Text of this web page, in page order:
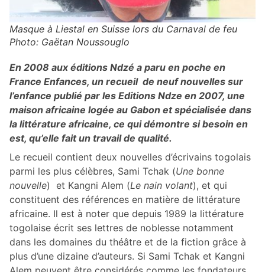
Masque à Liestal en Suisse lors du Carnaval de feu
Photo: Gaëtan Noussouglo
En 2008 aux éditions Ndzé a paru en poche en
France Enfances, un recueil de neuf nouvelles sur
l’enfance publié par les Editions Ndze en 2007, une
maison africaine logée au Gabon et spécialisée dans
la littérature africaine, ce qui démontre si besoin en
est, qu’elle fait un travail de qualité.
Le recueil contient deux nouvelles d’écrivains togolais
parmi les plus célèbres, Sami Tchak (Une bonne
nouvelle) et Kangni Alem (Le nain volant), et qui
constituent des références en matière de littérature
africaine. Il est à noter que depuis 1989 la littérature
togolaise écrit ses lettres de noblesse notamment
dans les domaines du théâtre et de la fiction grâce à
plus d’une dizaine d’auteurs. Si Sami Tchak et Kangni